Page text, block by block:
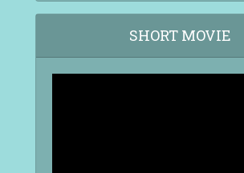
SHORT MOVIE